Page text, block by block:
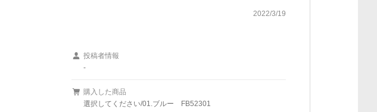
2022/3/19
投稿者情報
-
購入した商品
選択してください/01.ブルー FB52301